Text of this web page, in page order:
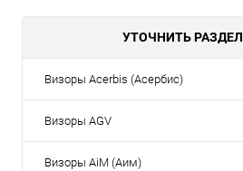
УТОЧНИТЬ РАЗДЕЛ
Визоры Acerbis (Асербис)
Визоры AGV
Визоры AiM (Аим)